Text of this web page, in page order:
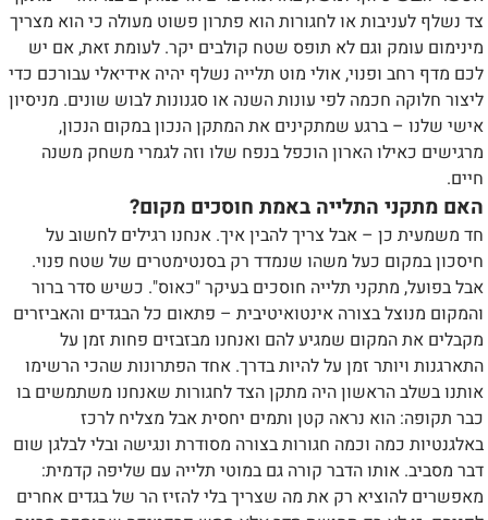
צד נשלף לעניבות או לחגורות הוא פתרון פשוט מעולה כי הוא מצריך
מינימום עומק וגם לא תופס שטח קולבים יקר. לעומת זאת, אם יש
לכם מדף רחב ופנוי, אולי מוט תלייה נשלף יהיה אידיאלי עבורכם כדי
ליצור חלוקה חכמה לפי עונות השנה או סגנונות לבוש שונים. מניסיון
אישי שלנו – ברגע שמתקינים את המתקן הנכון במקום הנכון,
מרגישים כאילו הארון הוכפל בנפח שלו וזה לגמרי משחק משנה
חיים.
האם מתקני התלייה באמת חוסכים מקום?
חד משמעית כן – אבל צריך להבין איך. אנחנו רגילים לחשוב על
חיסכון במקום כעל משהו שנמדד רק בסנטימטרים של שטח פנוי.
אבל בפועל, מתקני תלייה חוסכים בעיקר "כאוס". כשיש סדר ברור
והמקום מנוצל בצורה אינטואיטיבית – פתאום כל הבגדים והאביזרים
מקבלים את המקום שמגיע להם ואנחנו מבזבזים פחות זמן על
התארגנות ויותר זמן על להיות בדרך. אחד הפתרונות שהכי הרשימו
אותנו בשלב הראשון היה מתקן הצד לחגורות שאנחנו משתמשים בו
כבר תקופה: הוא נראה קטן ותמים יחסית אבל מצליח לרכז
באלגנטיות כמה וכמה חגורות בצורה מסודרת ונגישה ובלי לבלגן שום
דבר מסביב. אותו הדבר קורה גם במוטי תלייה עם שליפה קדמית:
מאפשרים להוציא רק את מה שצריך בלי להזיז הר של בגדים אחרים